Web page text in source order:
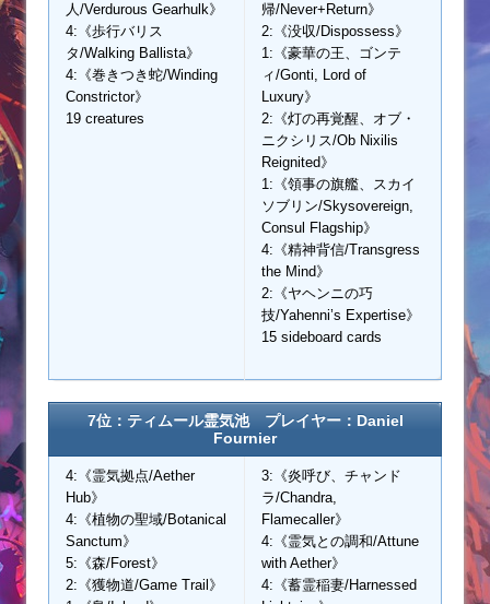
人/Verdurous Gearhulk》
4:《歩行バリス
タ/Walking Ballista》
4:《巻きつき蛇/Winding
Constrictor》
19 creatures
帰/Never+Return》
2:《没収/Dispossess》
1:《豪華の王、ゴンテ
ィ/Gonti, Lord of
Luxury》
2:《灯の再覚醒、オブ・
ニクシリス/Ob Nixilis
Reignited》
1:《領事の旗艦、スカイ
ソブリン/Skysovereign,
Consul Flagship》
4:《精神背信/Transgress
the Mind》
2:《ヤヘンニの巧
技/Yahenni’s Expertise》
15 sideboard cards
7位：ティムール霊気池 プレイヤー：Daniel
Fournier
4:《霊気拠点/Aether
Hub》
4:《植物の聖域/Botanical
Sanctum》
5:《森/Forest》
2:《獲物道/Game Trail》
3:《炎呼び、チャンド
ラ/Chandra,
Flamecaller》
4:《霊気との調和/Attune
with Aether》
4:《蓄霊稲妻/Harnessed